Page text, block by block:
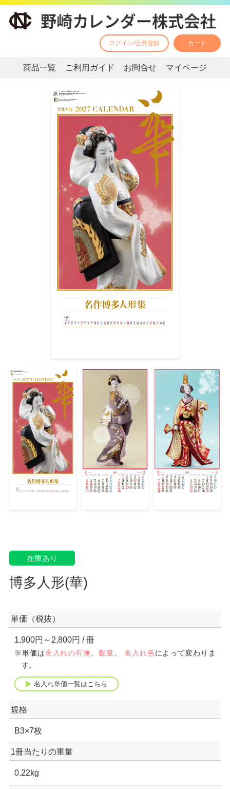
ログイン/会員登録 カート
商品一覧 ご利用ガイド お問合せ マイページ
在庫あり
博多人形(華)
単価（税抜）
1,900円～2,800円 / 冊
※単価は名入れの有無、数量、 名入れ色によって変わりま
す。
名入れ単価一覧はこちら
規格
B3×7枚
1冊当たりの重量
0.22kg